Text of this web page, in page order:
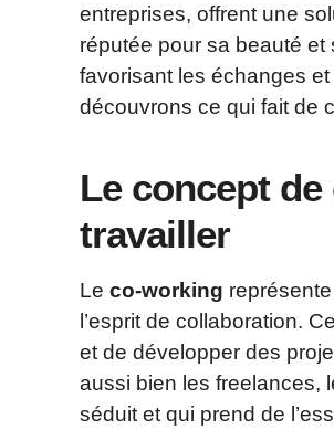
entreprises, offrent une
réputée pour sa beauté
favorisant les échanges
découvrons ce qui fait de
Le concept
travailler
Le co-working
l’esprit de collaboration.
et de développer des
aussi bien les freelances,
séduit et qui prend de